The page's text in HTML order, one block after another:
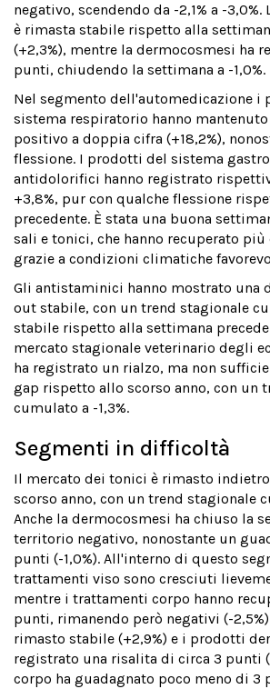
negativo, scendendo da -2,1% a -
è rimasta stabile rispetto alla
(+2,3%), mentre la dermocosmesi ha
punti, chiudendo la settimana a -1,0%.
Nel segmento dell'automedicazione i
sistema respiratorio hanno
positivo a doppia cifra (+18,2%),
flessione. I prodotti del sistema
antidolorifici hanno registrato
+3,8%, pur con qualche flessione
precedente. È stata una buona
sali e tonici, che hanno recuperato
grazie a condizioni climatiche
Gli antistaminici hanno mostrato una
out stabile, con un trend stagionale
stabile rispetto alla settimana
mercato stagionale veterinario degli
ha registrato un rialzo, ma non
gap rispetto allo scorso anno, con un
cumulato a -1,3%.
Segmenti in difficoltà
Il mercato dei tonici è rimasto
scorso anno, con un trend stagionale
Anche la dermocosmesi ha chiuso la
territorio negativo, nonostante un
punti (-1,0%). All'interno di questo
trattamenti viso sono cresciuti
mentre i trattamenti corpo hanno
punti, rimanendo però negativi (-
rimasto stabile (+2,9%) e i prodotti
registrato una risalita di circa 3 punti
corpo ha guadagnato poco meno di 3